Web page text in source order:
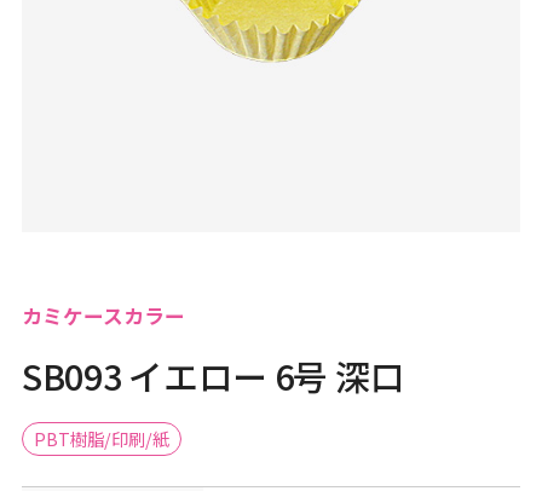
カミケースカラー
SB093 イエロー 6号 深口
PBT樹脂/印刷/紙